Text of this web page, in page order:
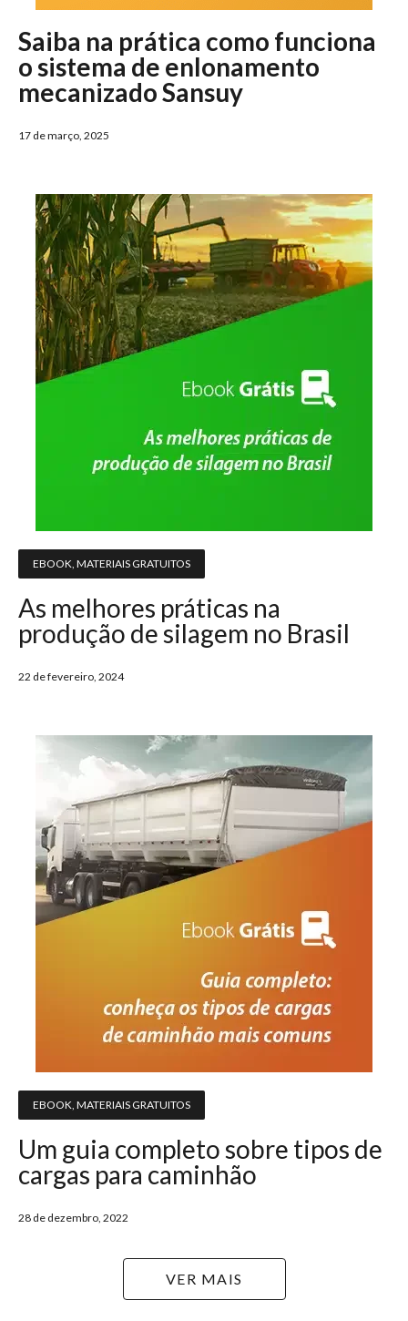
Saiba na prática como funciona
o sistema de enlonamento
mecanizado Sansuy
17 de março, 2025
EBOOK, MATERIAIS GRATUITOS
As melhores práticas na
produção de silagem no Brasil
22 de fevereiro, 2024
EBOOK, MATERIAIS GRATUITOS
Um guia completo sobre tipos de
cargas para caminhão
28 de dezembro, 2022
VER MAIS